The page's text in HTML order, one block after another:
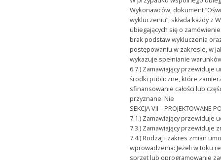
Wykonawców, dokument
wykluczeniu”, składa każdy z
ubiegających się o
brak podstaw wykluczenia
postępowaniu w zakresie, w
wykazuje spełnianie
6.7.) Zamawiający przewiduje
środki publiczne, które
sfinansowanie całości lub
przyznane: Nie
SEKCJA VII – PROJEKTOWANE
7.1.) Zamawiający przewiduje
7.3.) Zamawiający przewiduje
7.4.) Rodzaj i zakres zmian
wprowadzenia: Jeżeli w toku
sprzęt lub oprogramowanie